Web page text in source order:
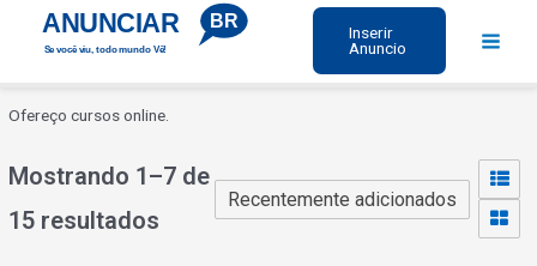
ANUNCIAR BR
Se você viu, todo mundo Vê!
Inserir
Anuncio
Ofereço cursos online.
Mostrando 1–7 de
15 resultados